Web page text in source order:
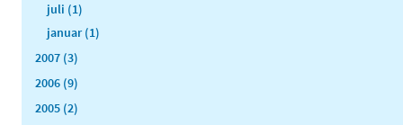
juli (1)
januar (1)
2007 (3)
2006 (9)
2005 (2)